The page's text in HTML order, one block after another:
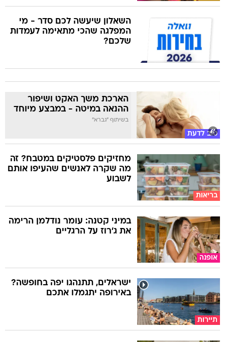
השאלון שיעשה לכם סדר - מי
המפלגה שהכי מתאימה לעמדות
שלכם?
טוב לדעת
הארכת משך האקט ושיפור
ההנאה במיטה - במבצע מיוחד
בשיתוף "גברא"
בריאות
מחזיקים פלסטיקים במטבח? זה
מה שקרה לאנשים שהעיפו אותם
לשבוע
אופנה
במיני קטנה: עומר נודלמן הרימה
את ג'רוז על הרגליים
תיירות
ישראלים, תתנהגו יפה בחופשה?
באירופה יתגמלו אתכם